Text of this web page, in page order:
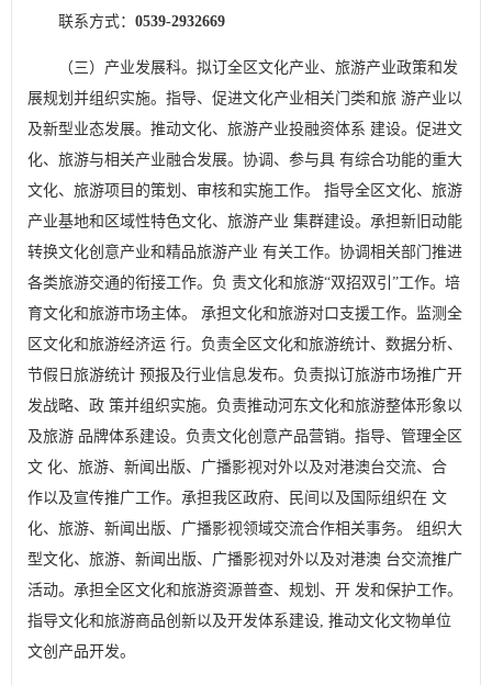
联系方式：0539-2932669
（三）产业发展科。拟订全区文化产业、旅游产业政策和发
展规划并组织实施。指导、促进文化产业相关门类和旅 游产业以
及新型业态发展。推动文化、旅游产业投融资体系 建设。促进文
化、旅游与相关产业融合发展。协调、参与具 有综合功能的重大
文化、旅游项目的策划、审核和实施工作。 指导全区文化、旅游
产业基地和区域性特色文化、旅游产业 集群建设。承担新旧动能
转换文化创意产业和精品旅游产业 有关工作。协调相关部门推进
各类旅游交通的衔接工作。负 责文化和旅游“双招双引”工作。培
育文化和旅游市场主体。 承担文化和旅游对口支援工作。监测全
区文化和旅游经济运 行。负责全区文化和旅游统计、数据分析、
节假日旅游统计 预报及行业信息发布。负责拟订旅游市场推广开
发战略、政 策并组织实施。负责推动河东文化和旅游整体形象以
及旅游 品牌体系建设。负责文化创意产品营销。指导、管理全区
文 化、旅游、新闻出版、广播影视对外以及对港澳台交流、合
作以及宣传推广工作。承担我区政府、民间以及国际组织在 文
化、旅游、新闻出版、广播影视领域交流合作相关事务。 组织大
型文化、旅游、新闻出版、广播影视对外以及对港澳 台交流推广
活动。承担全区文化和旅游资源普查、规划、开 发和保护工作。
指导文化和旅游商品创新以及开发体系建设, 推动文化文物单位
文创产品开发。